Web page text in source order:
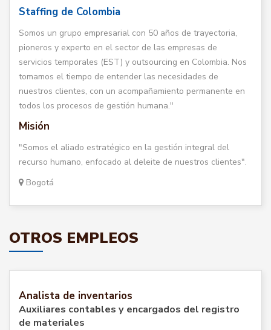
Staffing de Colombia
Somos un grupo empresarial con 50 años de trayectoria,
pioneros y experto en el sector de las empresas de
servicios temporales (EST) y outsourcing en Colombia. Nos
tomamos el tiempo de entender las necesidades de
nuestros clientes, con un acompañamiento permanente en
todos los procesos de gestión humana."
Misión
"Somos el aliado estratégico en la gestión integral del
recurso humano, enfocado al deleite de nuestros clientes".
Bogotá
OTROS EMPLEOS
Analista de inventarios
Auxiliares contables y encargados del registro
de materiales